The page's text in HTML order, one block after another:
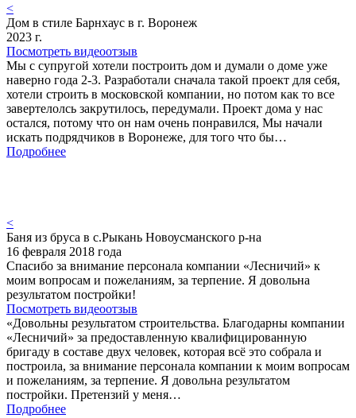
<
Дом в стиле Барнхаус в г. Воронеж
2023 г.
Посмотреть видеоотзыв
Мы с супругой хотели построить дом и думали о доме уже
наверно года 2-3. Разработали сначала такой проект для себя,
хотели строить в московской компании, но потом как то все
завертелолсь закрутилось, передумали. Проект дома у нас
остался, потому что он нам очень понравился, Мы начали
искать подрядчиков в Воронеже, для того что бы…
Подробнее
<
Баня из бруса в с.Рыкань Новоусманского р-на
16 февраля 2018 года
Спасибо за внимание персонала компании «Лесничий» к
моим вопросам и пожеланиям, за терпение. Я довольна
результатом постройки!
Посмотреть видеоотзыв
«Довольны результатом строительства. Благодарны компании
«Лесничий» за предоставленную квалифицированную
бригаду в составе двух человек, которая всё это собрала и
построила, за внимание персонала компании к моим вопросам
и пожеланиям, за терпение. Я довольна результатом
постройки. Претензий у меня…
Подробнее